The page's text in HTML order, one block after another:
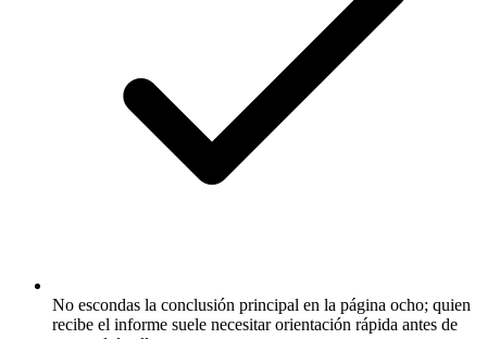
No escondas la conclusión principal en la página ocho; quien
recibe el informe suele necesitar orientación rápida antes de